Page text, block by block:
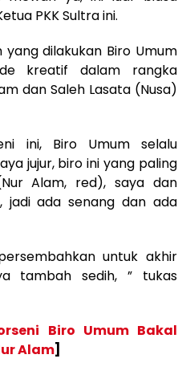
PKK Sultra ini.
dilakukan Biro Umum
kreatif dalam rangka
dan Saleh Lasata (Nusa)
ini, Biro Umum selalu
jujur, biro ini yang paling
Alam, red), saya dan
jadi ada senang dan ada
untuk akhir
tambah sedih, ” tukas
Biro Umum Bakal
Alam]